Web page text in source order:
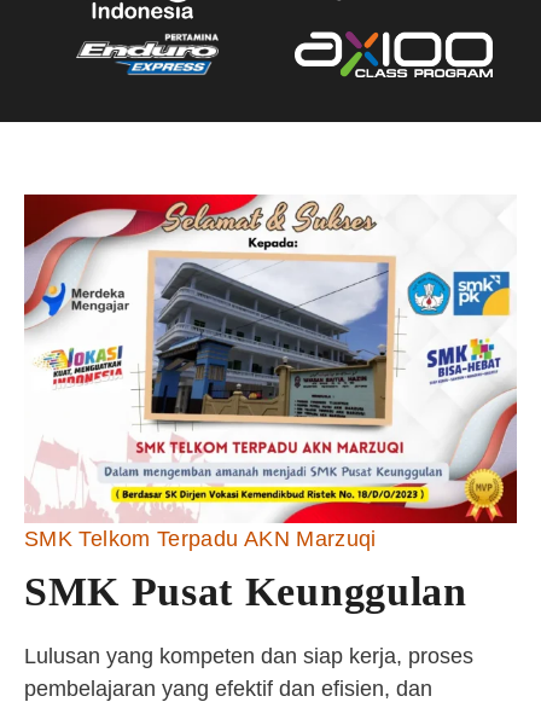
SMK Telkom Terpadu AKN Marzuqi
SMK Pusat Keunggulan
Lulusan yang kompeten dan siap kerja, proses
pembelajaran yang efektif dan efisien, dan